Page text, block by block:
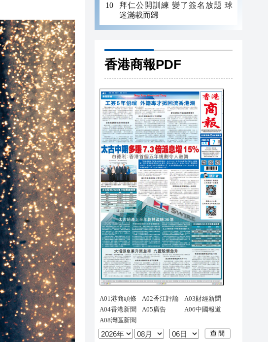
拜仁公開訓練 變了簽名放題 球
迷滿載而歸
香港商報PDF